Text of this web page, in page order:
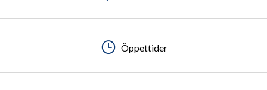
Öppettider